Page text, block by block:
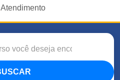
Atendimento